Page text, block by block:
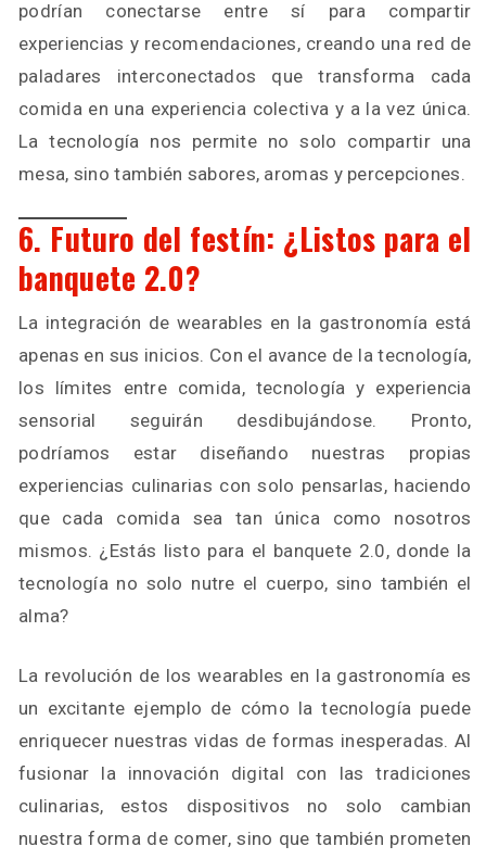
podrían conectarse entre sí para compartir
experiencias y recomendaciones, creando una red de
paladares interconectados que transforma cada
comida en una experiencia colectiva y a la vez única.
La tecnología nos permite no solo compartir una
mesa, sino también sabores, aromas y percepciones.
6. Futuro del festín: ¿Listos para el
banquete 2.0?
La integración de wearables en la gastronomía está
apenas en sus inicios. Con el avance de la tecnología,
los límites entre comida, tecnología y experiencia
sensorial seguirán desdibujándose. Pronto,
podríamos estar diseñando nuestras propias
experiencias culinarias con solo pensarlas, haciendo
que cada comida sea tan única como nosotros
mismos. ¿Estás listo para el banquete 2.0, donde la
tecnología no solo nutre el cuerpo, sino también el
alma?
La revolución de los wearables en la gastronomía es
un excitante ejemplo de cómo la tecnología puede
enriquecer nuestras vidas de formas inesperadas. Al
fusionar la innovación digital con las tradiciones
culinarias, estos dispositivos no solo cambian
nuestra forma de comer, sino que también prometen